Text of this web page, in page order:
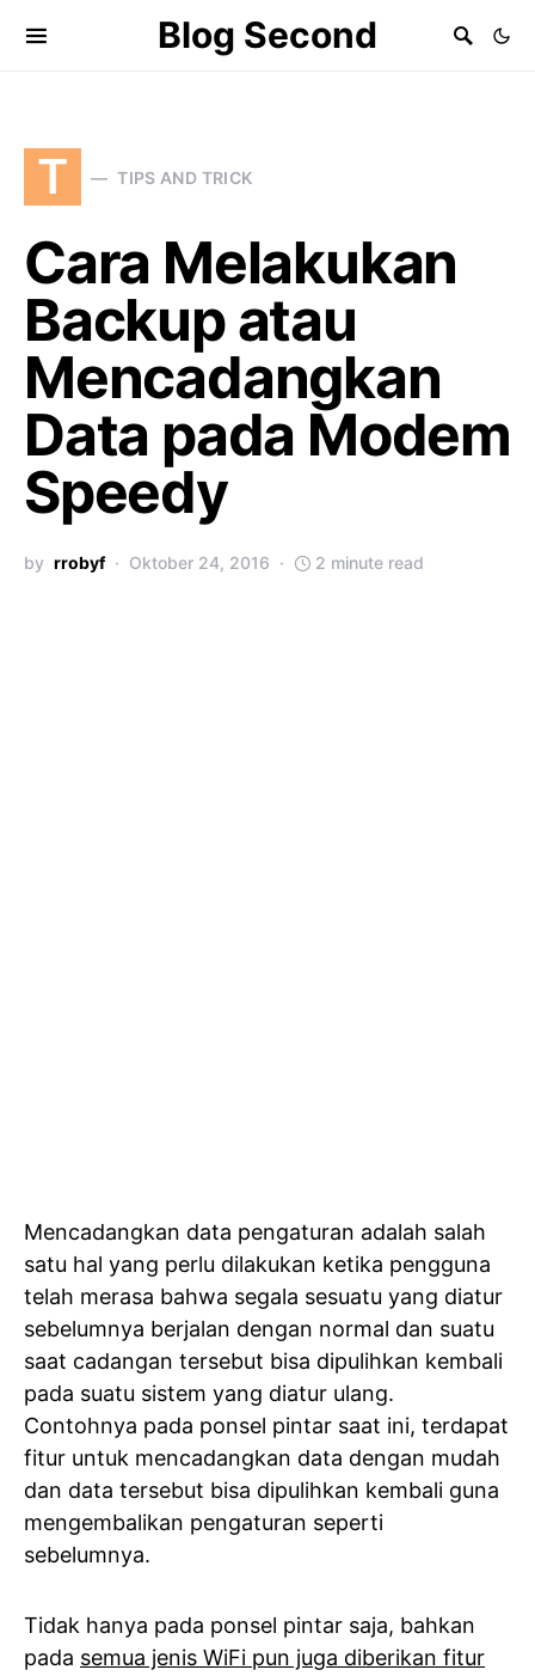
Blog Second
T TIPS AND TRICK
Cara Melakukan
Backup atau
Mencadangkan
Data pada Modem
Speedy
by rrobyf Oktober 24, 2016 2 minute read
Mencadangkan data pengaturan adalah salah
satu hal yang perlu dilakukan ketika pengguna
telah merasa bahwa segala sesuatu yang diatur
sebelumnya berjalan dengan normal dan suatu
saat cadangan tersebut bisa dipulihkan kembali
pada suatu sistem yang diatur ulang.
Contohnya pada ponsel pintar saat ini, terdapat
fitur untuk mencadangkan data dengan mudah
dan data tersebut bisa dipulihkan kembali guna
mengembalikan pengaturan seperti
sebelumnya.
Tidak hanya pada ponsel pintar saja, bahkan
pada semua jenis WiFi pun juga diberikan fitur